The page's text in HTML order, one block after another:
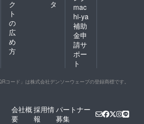
ク
ト
の
広
め
方
タ
mac
hi-ya
補助
金申
請サ
ポー
ト
コード」は株式会社デンソーウェーブの登録商標です。
会社概
要
採用情
報
パートナー
募集